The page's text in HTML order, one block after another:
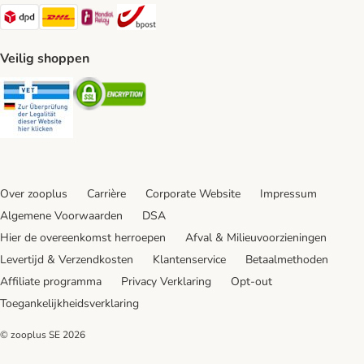
Dpd Shipping Method
DHL Shipping Method
Mondial Relay Shipping Method
Veilig shoppen
Security Security
Over zooplus Carrière Corporate Website
Impressum
Algemene Voorwaarden
DSA
Hier de overeenkomst herroepen
Afval & Milieuvoorzieningen
Levertijd & Verzendkosten
Klantenservice
Betaalmethoden
Affiliate programma
Privacy Verklaring
Opt-out
Toegankelijkheidsverklaring
© zooplus SE 2026